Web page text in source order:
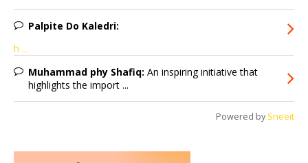
Palpite Do Kaledri:
h ...
Muhammad phy Shafiq: An inspiring initiative that
highlights the import ...
Powered by Sneeit